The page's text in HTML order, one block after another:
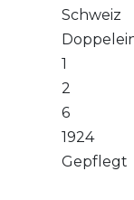
Schweiz
1
2
6
1924
Gepflegt